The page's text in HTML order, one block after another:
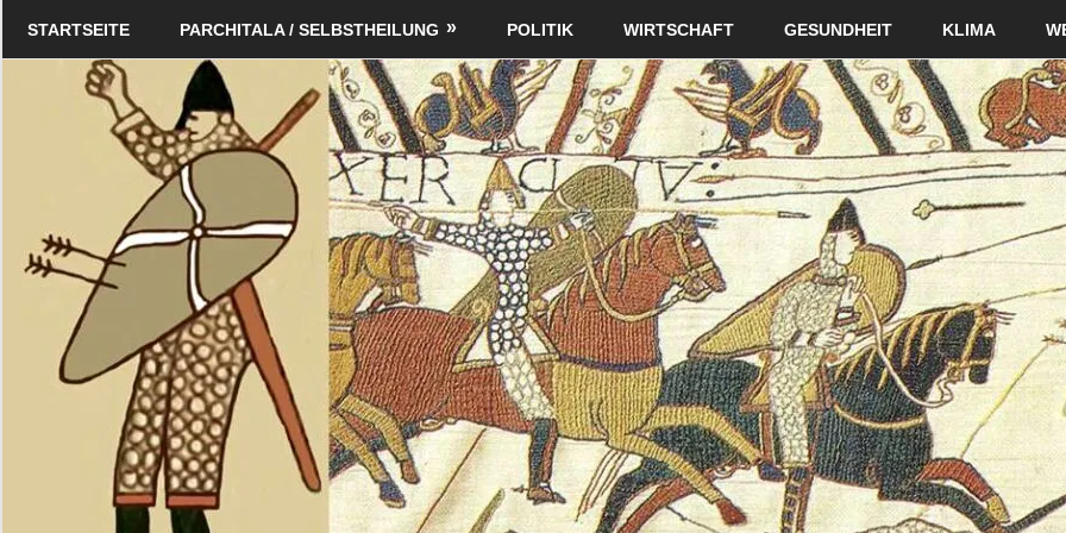
Schildverlag
STARTSEITE PARCHITALA / SELBSTHEILUNG POLITIK WIRTSCHAFT GESUNDHEIT KLIMA